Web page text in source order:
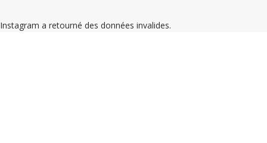
Instagram a retourné des données invalides.